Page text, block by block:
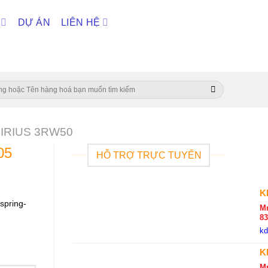
DỰ ÁN LIÊN HỆ
3RW50
HỖ TRỢ TRỰC TUYẾN